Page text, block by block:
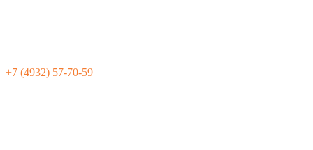
+7 (4932) 57-70-59